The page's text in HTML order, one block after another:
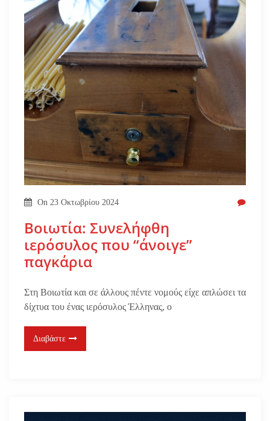
On 23 Οκτωβρίου 2024
Βοιωτία: Συνελήφθη
ιερόσυλος που “άνοιγε”
παγκάρια
Στη Βοιωτία και σε άλλους πέντε νομούς είχε απλώσει τα
δίχτυα του ένας ιερόσυλος Έλληνας, ο
Διαβάστε